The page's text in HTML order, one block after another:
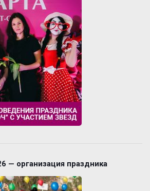
— организация праздника